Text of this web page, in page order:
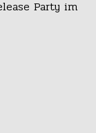
Party im